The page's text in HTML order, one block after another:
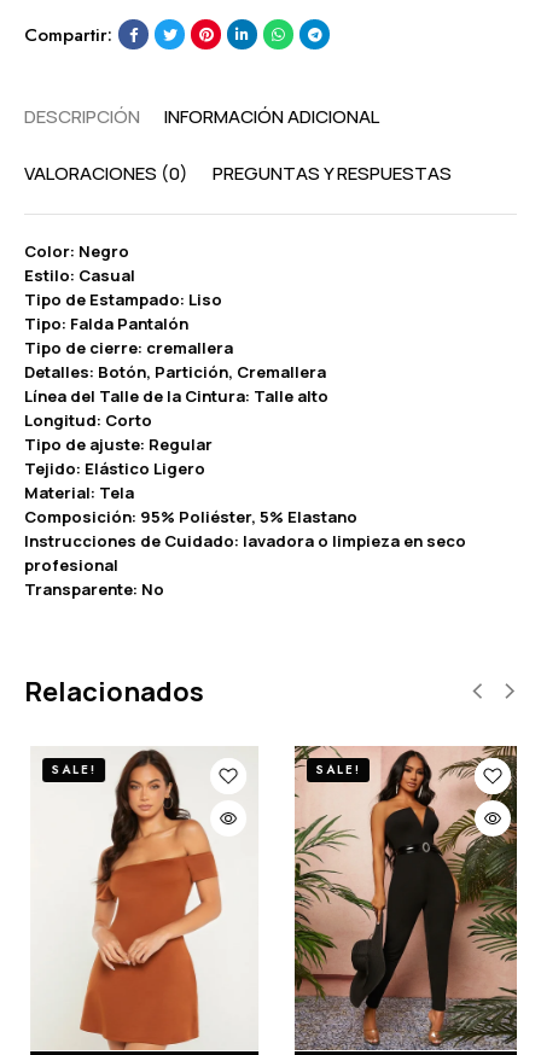
Compartir:
DESCRIPCIÓN INFORMACIÓN ADICIONAL
VALORACIONES (0) PREGUNTAS Y RESPUESTAS
Color: Negro
Estilo: Casual
Tipo de Estampado: Liso
Tipo: Falda Pantalón
Tipo de cierre: cremallera
Detalles: Botón, Partición, Cremallera
Línea del Talle de la Cintura: Talle alto
Longitud: Corto
Tipo de ajuste: Regular
Tejido: Elástico Ligero
Material: Tela
Composición: 95% Poliéster, 5% Elastano
Instrucciones de Cuidado: lavadora o limpieza en seco
profesional
Transparente: No
Relacionados
SALE! SALE!